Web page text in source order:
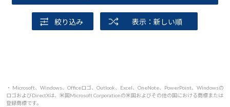
絞り込み 表示：新しい順
・ Microsoft、Windows、Officeロゴ、Outlook、Excel、OneNote、PowerPoint、Windowsの
ロゴおよびDirectXは、米国Microsoft Corporationの米国およびその他の国における商標または
登録商標です。